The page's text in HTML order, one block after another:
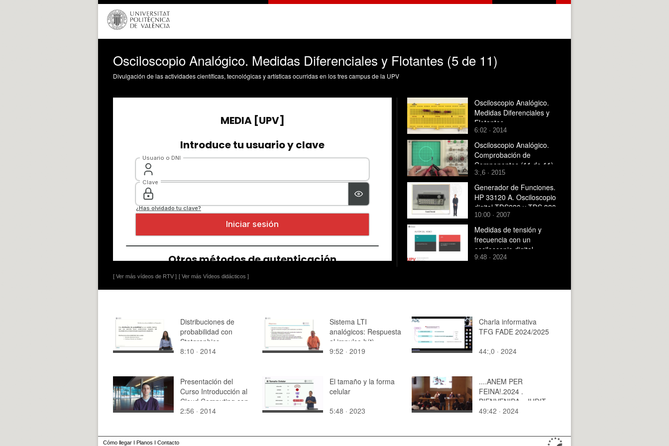
Osciloscopio Analógico. Medidas Diferenciales y Flotantes (5 de 11)
Divulgación de las actividades científicas, tecnológicas y artísticas ocurridas en los tres campus de la UPV
[ Ver más vídeos de RTV ] [ Ver más Vídeos didácticos ]
Osciloscopio Analógico.
Medidas Diferenciales y
Flotantes
6:02 · 2014
Osciloscopio Analógico.
Comprobación de
Componentes (11 de 11)
3:,6 · 2015
Generador de Funciones.
HP 33120 A. Osciloscopio
digital TDS220 y TDS 320
10:00 · 2007
Medidas de tensión y
frecuencia con un
osciloscopio digital
9:48 · 2024
Distribuciones de
probabilidad con
Statgraphics
8:10 · 2014
Sistema LTI
analógicos: Respuesta
al impulso h(t)
9:52 · 2019
Charla informativa
TFG FADE 2024/2025
44:,0 · 2024
Presentación del
Curso Introducción al
Cloud Computing con
Amazon Web Services
2:56 · 2014
El tamaño y la forma
celular
5:48 · 2023
....ANEM PER
FEINA!.2024 .
BIENVENIDA - JUDIT
KIMPIAN.
49:42 · 2024
Cómo llegar I Planos I Contacto